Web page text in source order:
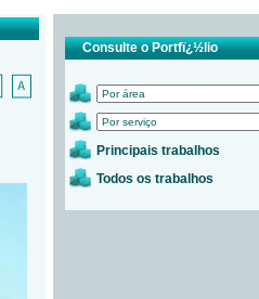
Consulte o Portfï¿½lio
Principais trabalhos
Todos os trabalhos